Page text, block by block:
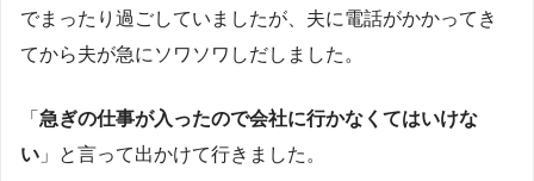
でまったり過ごしていましたが、夫に電話がかかってき
てから夫が急にソワソワしだしました。
「 急ぎの仕事が入ったので会社に行かなくてはいけな
い 」と言って出かけて行きました。